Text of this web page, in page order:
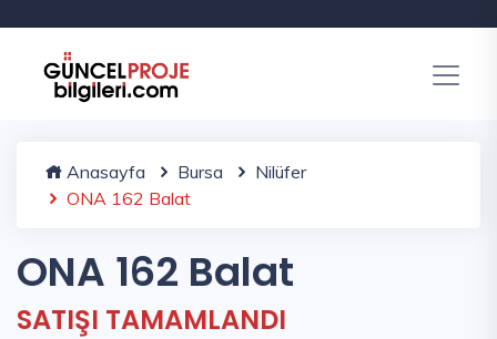
Anasayfa Bursa
Nilüfer
ONA 162 Balat
ONA 162 Balat
SATIŞI TAMAMLANDI